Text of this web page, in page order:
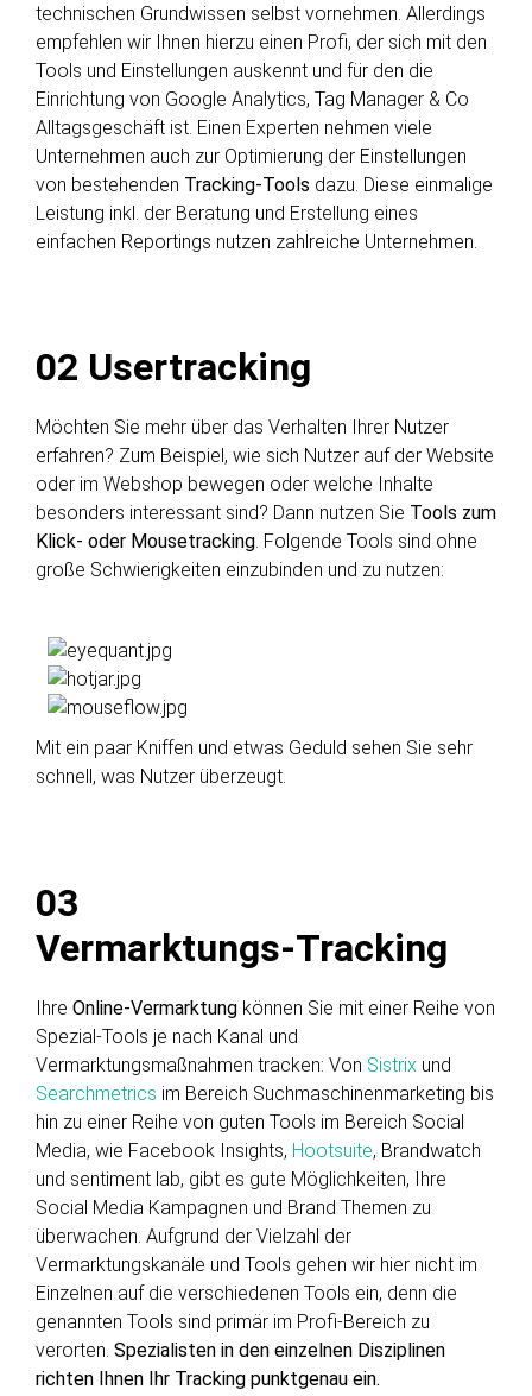
technischen Grundwissen selbst vornehmen. Allerdings
empfehlen wir Ihnen hierzu einen Profi, der sich mit den
Tools und Einstellungen auskennt und für den die
Einrichtung von Google Analytics, Tag Manager & Co
Alltagsgeschäft ist. Einen Experten nehmen viele
Unternehmen auch zur Optimierung der Einstellungen
von bestehenden Tracking-Tools dazu. Diese einmalige
Leistung inkl. der Beratung und Erstellung eines
einfachen Reportings nutzen zahlreiche Unternehmen.
02 Usertracking
Möchten Sie mehr über das Verhalten Ihrer Nutzer
erfahren? Zum Beispiel, wie sich Nutzer auf der Website
oder im Webshop bewegen oder welche Inhalte
besonders interessant sind? Dann nutzen Sie Tools zum
Klick- oder Mousetracking. Folgende Tools sind ohne
große Schwierigkeiten einzubinden und zu nutzen:
Mit ein paar Kniffen und etwas Geduld sehen Sie sehr
schnell, was Nutzer überzeugt.
03
Vermarktungs-Tracking
Ihre Online-Vermarktung können Sie mit einer Reihe von
Spezial-Tools je nach Kanal und
Vermarktungsmaßnahmen tracken: Von Sistrix und
Searchmetrics im Bereich Suchmaschinenmarketing bis
hin zu einer Reihe von guten Tools im Bereich Social
Media, wie Facebook Insights, Hootsuite, Brandwatch
und sentiment lab, gibt es gute Möglichkeiten, Ihre
Social Media Kampagnen und Brand Themen zu
überwachen. Aufgrund der Vielzahl der
Vermarktungskanäle und Tools gehen wir hier nicht im
Einzelnen auf die verschiedenen Tools ein, denn die
genannten Tools sind primär im Profi-Bereich zu
verorten. Spezialisten in den einzelnen Disziplinen
richten Ihnen Ihr Tracking punktgenau ein.